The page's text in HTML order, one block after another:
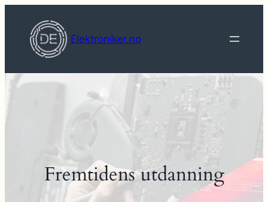
innhold
Elektroniker.no
Fremtidens utdanning